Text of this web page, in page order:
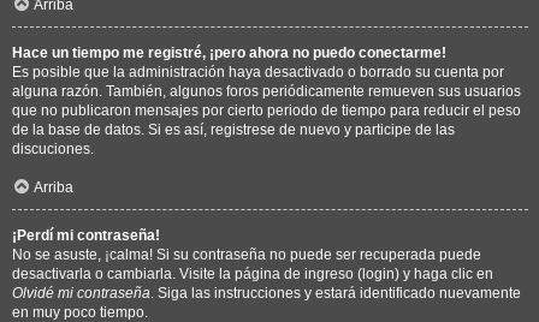
Arriba
Hace un tiempo me registré, ¡pero ahora no puedo conectarme!
Es posible que la administración haya desactivado o borrado su cuenta por
alguna razón. También, algunos foros periódicamente remueven sus usuarios
que no publicaron mensajes por cierto periodo de tiempo para reducir el peso
de la base de datos. Si es así, registrese de nuevo y participe de las
discuciones.
Arriba
¡Perdí mi contraseña!
No se asuste, ¡calma! Si su contraseña no puede ser recuperada puede
desactivarla o cambiarla. Visite la página de ingreso (login) y haga clic en
Olvidé mi contraseña . Siga las instrucciones y estará identificado nuevamente
en muy poco tiempo.